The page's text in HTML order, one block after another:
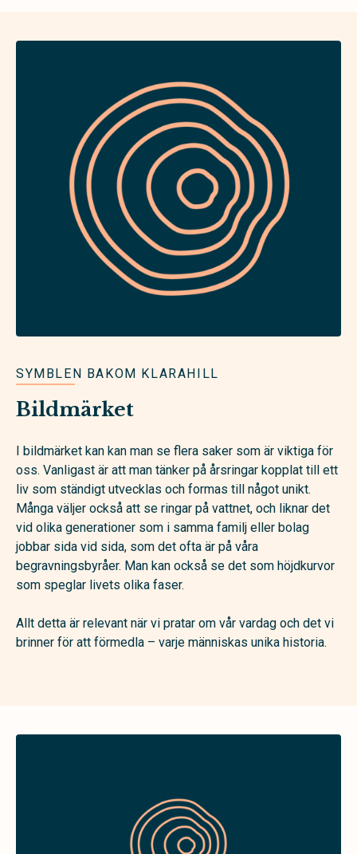
SYMBLEN BAKOM KLARAHILL
Bildmärket
I bildmärket kan kan man se flera saker som är viktiga för
oss. Vanligast är att man tänker på årsringar kopplat till ett
liv som ständigt utvecklas och formas till något unikt.
Många väljer också att se ringar på vattnet, och liknar det
vid olika generationer som i samma familj eller bolag
jobbar sida vid sida, som det ofta är på våra
begravningsbyråer. Man kan också se det som höjdkurvor
som speglar livets olika faser.
Allt detta är relevant när vi pratar om vår vardag och det vi
brinner för att förmedla – varje människas unika historia.